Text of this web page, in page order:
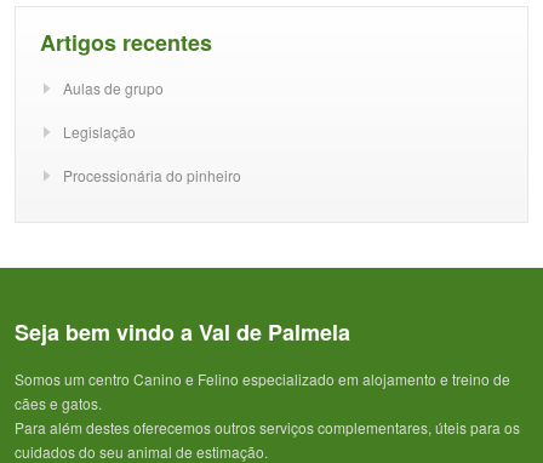
Artigos recentes
Aulas de grupo
Legislação
Processionária do pinheiro
Seja bem vindo a Val de Palmela
Somos um centro Canino e Felino especializado em alojamento e treino de
cães e gatos.
Para além destes oferecemos outros serviços complementares, úteis para os
cuidados do seu animal de estimação.